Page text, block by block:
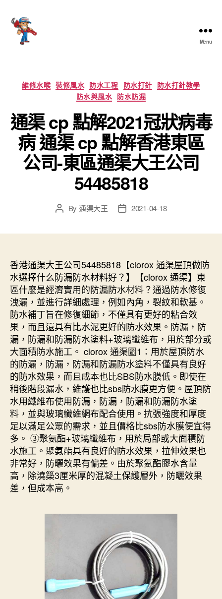
Menu
Categories
維修水喉 裝修風水 防水工程 防水打針 防水打針教學
防水與風水 防水防漏
通渠 cp 點解2021冠狀病毒
病 通渠 cp 點解香港東區
公司-東區通渠大王公司
54485818
PostBy 通渠大王
Post2021-04-18
香港通渠大王公司54485818【clorox 通渠屋頂做防
水選擇什么防漏防水材料好？】【clorox 通渠】東
區什麼是經濟實用的防漏防水材料？通過防水修復
洩漏，並進行詳細處理，例如內角，裂紋和軟基。
防水補丁旨在修復細節，不僅具有更好的粘合效
果，而且還具有比水泥更好的防水效果。防漏，防
漏，防漏和防漏防水塗料+玻璃纖維布，用於部分或
大面積防水施工。 clorox 通渠圖1：用於屋頂防水
的防漏，防漏，防漏和防漏防水塗料不僅具有良好
的防水效果，而且成本也比SBS防水膜低。即使在
稍後階段漏水，維護也比sbs防水膜更方便。屋頂防
水用纖維布使用防漏，防漏，防漏和防漏防水塗
料，並與玻璃纖維網布配合使用。抗張強度和厚度
足以滿足公眾的需求，並且價格比sbs防水膜便宜得
多。 ③聚氨酯+玻璃纖維布，用於局部或大面積防
水施工。聚氨酯具有良好的防水效果，拉伸效果也
非常好，防曬效果有偏差。由於聚氨酯膠水含量
高，除澆築3厘米厚的混凝土保護層外，防曬效果
差，但成本高。